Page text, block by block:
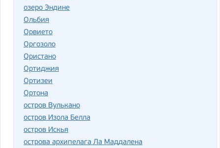
озеро Эндине
Ольбия
Орвието
Оргозоло
Ористано
Ортиджия
Ортизеи
Ортона
остров Вулькано
остров Изола Белла
остров Искья
острова архипелага Ла Маддалена